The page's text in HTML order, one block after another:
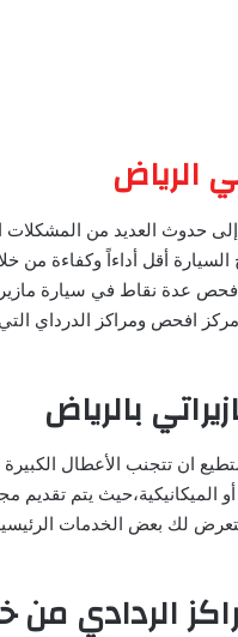
الرياض
حدوث العديد من المشكلات
أقل أداءاً وكفاءة من
فحص عدة نقاط في سيارة
افحص ومراكز الدرداي
بالرياض
ان تتجنب الأعطال
الميكانيكية،حيث يتم
لك بعض الخدمات
الردادي من